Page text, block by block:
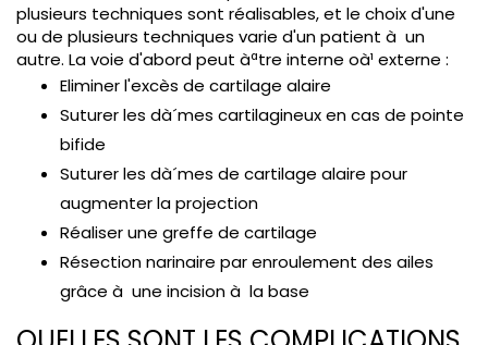
plusieurs techniques sont réalisables, et le choix d'une
ou de plusieurs techniques varie d'un patient à un
autre. La voie d'abord peut àªtre interne oà¹ externe :
Eliminer l'excès de cartilage alaire
Suturer les dà´mes cartilagineux en cas de pointe
bifide
Suturer les dà´mes de cartilage alaire pour
augmenter la projection
Réaliser une greffe de cartilage
Résection narinaire par enroulement des ailes
grâce à une incision à la base